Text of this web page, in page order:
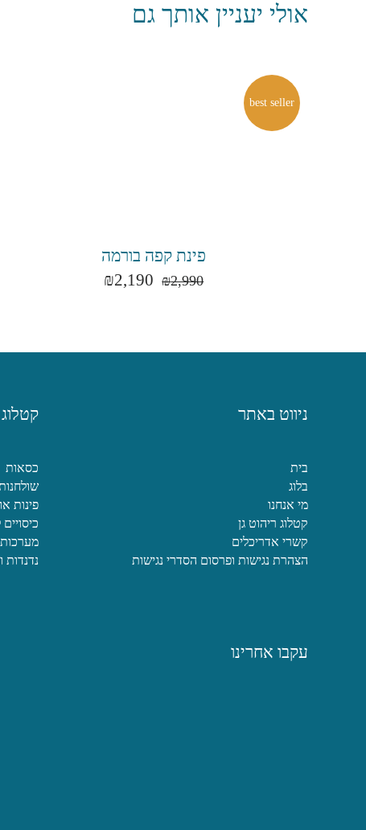
אולי יעניין אותך גם
פינת קפה בורמה
₪2,990
₪2,190
best seller
ניווט באתר
בית
בלוג
מי אנחנו
קטלוג ריהוט גן
קשרי אדריכלים
הצהרת נגישות ופרסום הסדרי נגישות
כסאות
פינות
מערכות
נדנדות
עקבו אחרינו